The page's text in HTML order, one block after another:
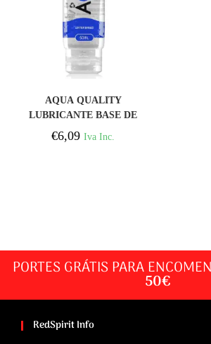
AQUA QUALITY
LUBRICANTE BASE DE
€6,09 Iva Inc.
PORTES GRÁTIS PARA
50€
RedSpirit Info